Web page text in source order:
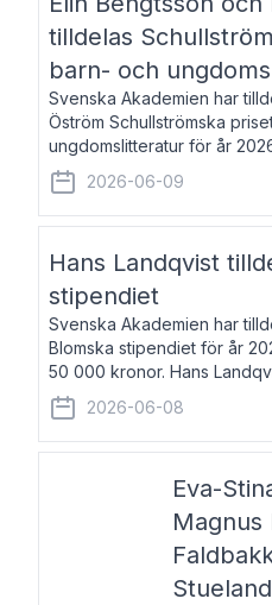
tilldelas
barn- och
Svenska Akademien har
Öström Schullströmska
ungdomslitteratur för år
kronor vardera. Elin
och forskare i
2026-06-09
Hans Landqvist
stipendiet
Svenska Akademien har
Blomska stipendiet för år
50 000 kronor. Hans
professor i svenska vid
disputerade år 2000 på
2026-06-08
Eva-
Magnus